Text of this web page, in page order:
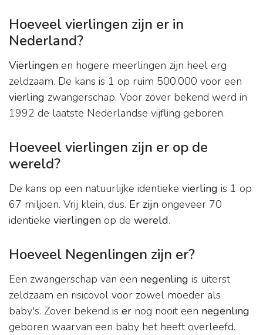
Hoeveel vierlingen zijn er in
Nederland?
Vierlingen en hogere meerlingen zijn heel erg
zeldzaam. De kans is 1 op ruim 500.000 voor een
vierling zwangerschap. Voor zover bekend werd in
1992 de laatste Nederlandse vijfling geboren.
Hoeveel vierlingen zijn er op de
wereld?
De kans op een natuurlijke identieke vierling is 1 op
67 miljoen. Vrij klein, dus. Er zijn ongeveer 70
identieke vierlingen op de wereld.
Hoeveel Negenlingen zijn er?
Een zwangerschap van een negenling is uiterst
zeldzaam en risicovol voor zowel moeder als
baby's. Zover bekend is er nog nooit een negenling
geboren waarvan een baby het heeft overleefd.